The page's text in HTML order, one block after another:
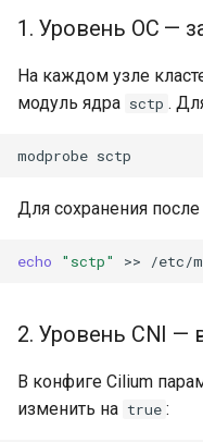
с
Удаление Bootsman
Журнал событий
оптимизация
подсистемы для ETCD
Шифрование etcd
Перенос дашбордов
Prometheus в Victoria
Изменение срока
метрик в Victoria
1. Уровень ОС —
На каждом узле
модуль ядра sctp .
modprobe
Для сохранения после
echo "sctp" >>
2. Уровень CNI —
В конфиге Cilium
изменить на true :